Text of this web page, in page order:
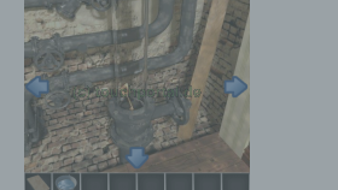
Protokoll-Adresse (IP-Adresse),
Service-Provider des
(8) sonstige ähnliche Daten und
der Gefahrenabwehr im Falle von
unsere
dienen.
Bei der Nutzung dieser